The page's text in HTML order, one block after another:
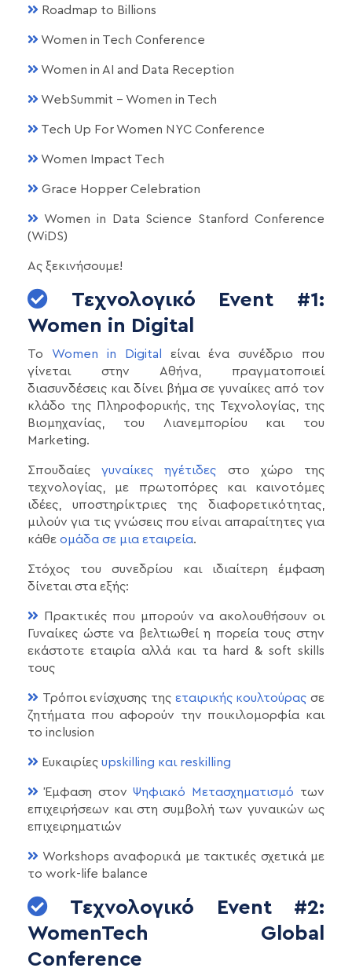
Roadmap to Billions
Women in Tech Conference
Women in AI and Data Reception
WebSummit - Women in Tech
Tech Up For Women NYC Conference
Women Impact Tech
Grace Hopper Celebration
Women in Data Science Stanford Conference
(WiDS)
Ας ξεκινήσουμε!
Τεχνολογικό Event #1:
Women in Digital
Το Women in Digital
είναι ένα συνέδριο που
γίνεται στην Αθήνα, πραγματοποιεί
διασυνδέσεις και δίνει βήμα σε γυναίκες από τον
κλάδο της Πληροφορικής, της Τεχνολογίας, της
Βιομηχανίας, του Λιανεμπορίου και του
Marketing.
Σπουδαίεςγυναίκες ηγέτιδες στο χώρο της
τεχνολογίας, με πρωτοπόρες και καινοτόμες
ιδέες, υποστηρίκτριες της διαφορετικότητας,
μιλούν για τις γνώσεις που είναι απαραίτητες για
κάθε ομάδα σε μια εταιρεία.
Στόχος του συνεδρίου και ιδιαίτερη έμφαση
δίνεται στα εξής:
Πρακτικές που μπορούν να ακολουθήσουν οι
Γυναίκες ώστε να βελτιωθεί η πορεία τους στην
εκάστοτε εταιρία αλλά και τα hard & soft skills
τους
Τρόποι ενίσχυσης της εταιρικής κουλτούρας σε
ζητήματα που αφορούν την ποικιλομορφία και
το inclusion
Ευκαιρίες upskilling και reskilling
Έμφαση στονΨηφιακό Μετασχηματισμό των
επιχειρήσεων και στη συμβολή των γυναικών ως
επιχειρηματιών
Workshops αναφορικά με τακτικές σχετικά με
το work-life balance
Τεχνολογικό Event #2:
WomenTech Global
Conference